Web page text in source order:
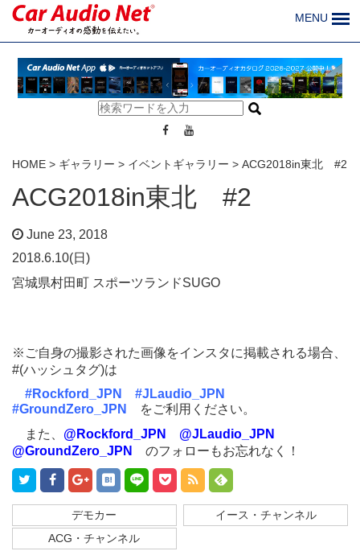
MENU
HOME > ギャラリー > イベントギャラリー > ACG2018in東北 #2
ACG2018in東北 #2
June 23, 2018
2018.6.10(日)
宮城県村田町 スポーツランドSUGO
※ご自身の撮影された画像をインスタに掲載される場合、
#(ハッシュタグ)は
#Rockford_JPN
#JLaudio_JPN
#GroundZero_JPN
をご利用ください。
また、 @Rockford_JPN
@JLaudio_JPN
@GroundZero_JPN
のフォローもお忘れなく！
デモカー
イース・チャンネル
ACG・チャンネル